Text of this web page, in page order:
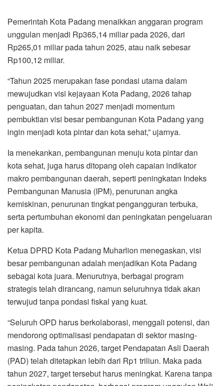
Pemerintah Kota Padang menaikkan anggaran program
unggulan menjadi Rp365,14 miliar pada 2026, dari
Rp265,01 miliar pada tahun 2025, atau naik sebesar
Rp100,12 miliar.
“Tahun 2025 merupakan fase pondasi utama dalam
mewujudkan visi kejayaan Kota Padang, 2026 tahap
penguatan, dan tahun 2027 menjadi momentum
pembuktian visi besar pembangunan Kota Padang yang
ingin menjadi kota pintar dan kota sehat,” ujarnya.
Ia menekankan, pembangunan menuju kota pintar dan
kota sehat, juga harus ditopang oleh capaian indikator
makro pembangunan daerah, seperti peningkatan Indeks
Pembangunan Manusia (IPM), penurunan angka
kemiskinan, penurunan tingkat pengangguran terbuka,
serta pertumbuhan ekonomi dan peningkatan pengeluaran
per kapita.
Ketua DPRD Kota Padang Muharlion menegaskan, visi
besar pembangunan adalah menjadikan Kota Padang
sebagai kota juara. Menurutnya, berbagai program
strategis telah dirancang, namun seluruhnya tidak akan
terwujud tanpa pondasi fiskal yang kuat.
“Seluruh OPD harus berkolaborasi, menggali potensi, dan
mendorong optimalisasi pendapatan di sektor masing-
masing. Pada tahun 2026, target Pendapatan Asli Daerah
(PAD) telah ditetapkan lebih dari Rp1 triliun. Maka pada
tahun 2027, target tersebut harus meningkat. Karena tanpa